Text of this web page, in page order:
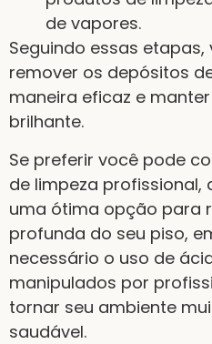
de vapores.
Seguindo essas
remover os depósitos
maneira eficaz e
brilhante.
Se preferir você pode
de limpeza profissional,
uma ótima opção para
profunda do seu piso,
necessário o uso de
manipulados por
tornar seu ambiente
saudável.